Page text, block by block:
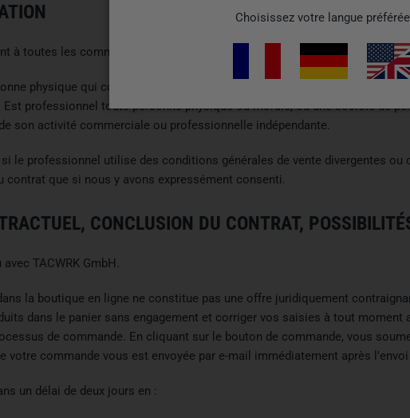
à toutes les commandes passées via notre boutique en ligne par des
physique qui conclut un acte juridique à des fins qui ne peuvent être
professionnel toute personne physique ou morale, ou une société de
son activité commerciale ou professionnelle indépendante.
le professionnel utilise des conditions générales de vente divergentes
contrat que si nous y avons expressément consenti.
CONCLUSION DU CONTRAT,
TACWRK GmbH.
la boutique en ligne ne constitue pas une offre juridiquement
dans le panier sans engagement et corriger vos saisies à tout
de commande. En cliquant sur le bouton de commande, vous
votre commande vous est envoyée par e-mail immédiatement après
un délai de deux jours en :
Choisissez votre langue